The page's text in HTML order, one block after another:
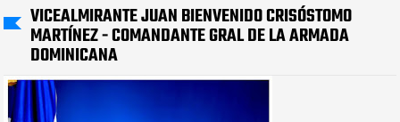
VICEALMIRANTE JUAN BIENVENIDO CRISÓSTOMO
MARTÍNEZ - COMANDANTE GRAL DE LA ARMADA
DOMINICANA